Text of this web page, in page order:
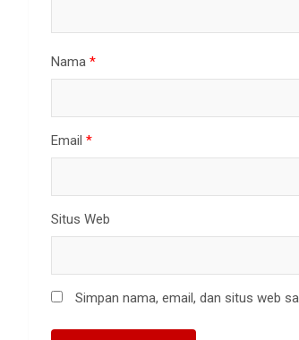
Nama *
Email *
Situs Web
Simpan nama, email, dan situs web